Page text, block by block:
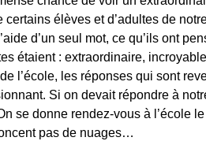
certains élèves et d’adultes de
d’un seul mot, ce qu’ils ont
étaient : extraordinaire,
l’école, les réponses qui sont
Si on devait répondre à
se donne rendez-vous à l’école
pas de nuages…